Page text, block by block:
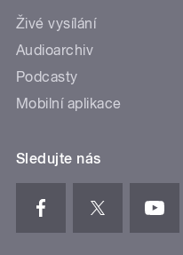
Živé vysílání
Audioarchiv
Podcasty
Mobilní aplikace
Sledujte nás